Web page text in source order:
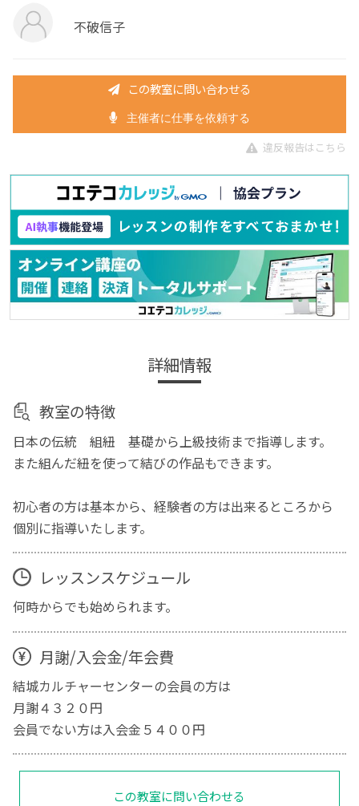
不破信子
この教室に問い合わせる
主催者に仕事を依頼する
違反報告はこちら
詳細情報
教室の特徴
日本の伝統 組紐 基礎から上級技術まで指導します。
また組んだ紐を使って結びの作品もできます。
初心者の方は基本から、経験者の方は出来るところから
個別に指導いたします。
レッスンスケジュール
何時からでも始められます。
月謝/入会金/年会費
結城カルチャーセンターの会員の方は
月謝４３２０円
会員でない方は入会金５４００円
この教室に問い合わせる